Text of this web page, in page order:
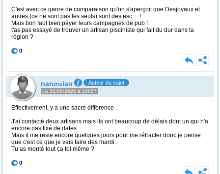
C'est avec ce genre de comparaison qu'on s'aperçoit que Desjoyaux et
autres (ce ne sont pas les seuls) sont des esc.....!
Mais bon faut bien payer leurs campagnes de pub !
t'as pas essayé de trouver un artisan pisciniste qui fait du dur dans ta
région ?
0
nanouian Auteur du sujet
Le 30/05/2020 à 16h57
Effectivement, y a une sacré différence .
J'ai contacté deux artisans mais ils ont beaucoup de délais dont un qui n'a
encore pas fixé de dates ..
Mais il me reste encore quelques jours pour me rétracter donc je pense
que c'est ce que je vais faire des mardi .
Tu as monté tout ça toi même ?
0